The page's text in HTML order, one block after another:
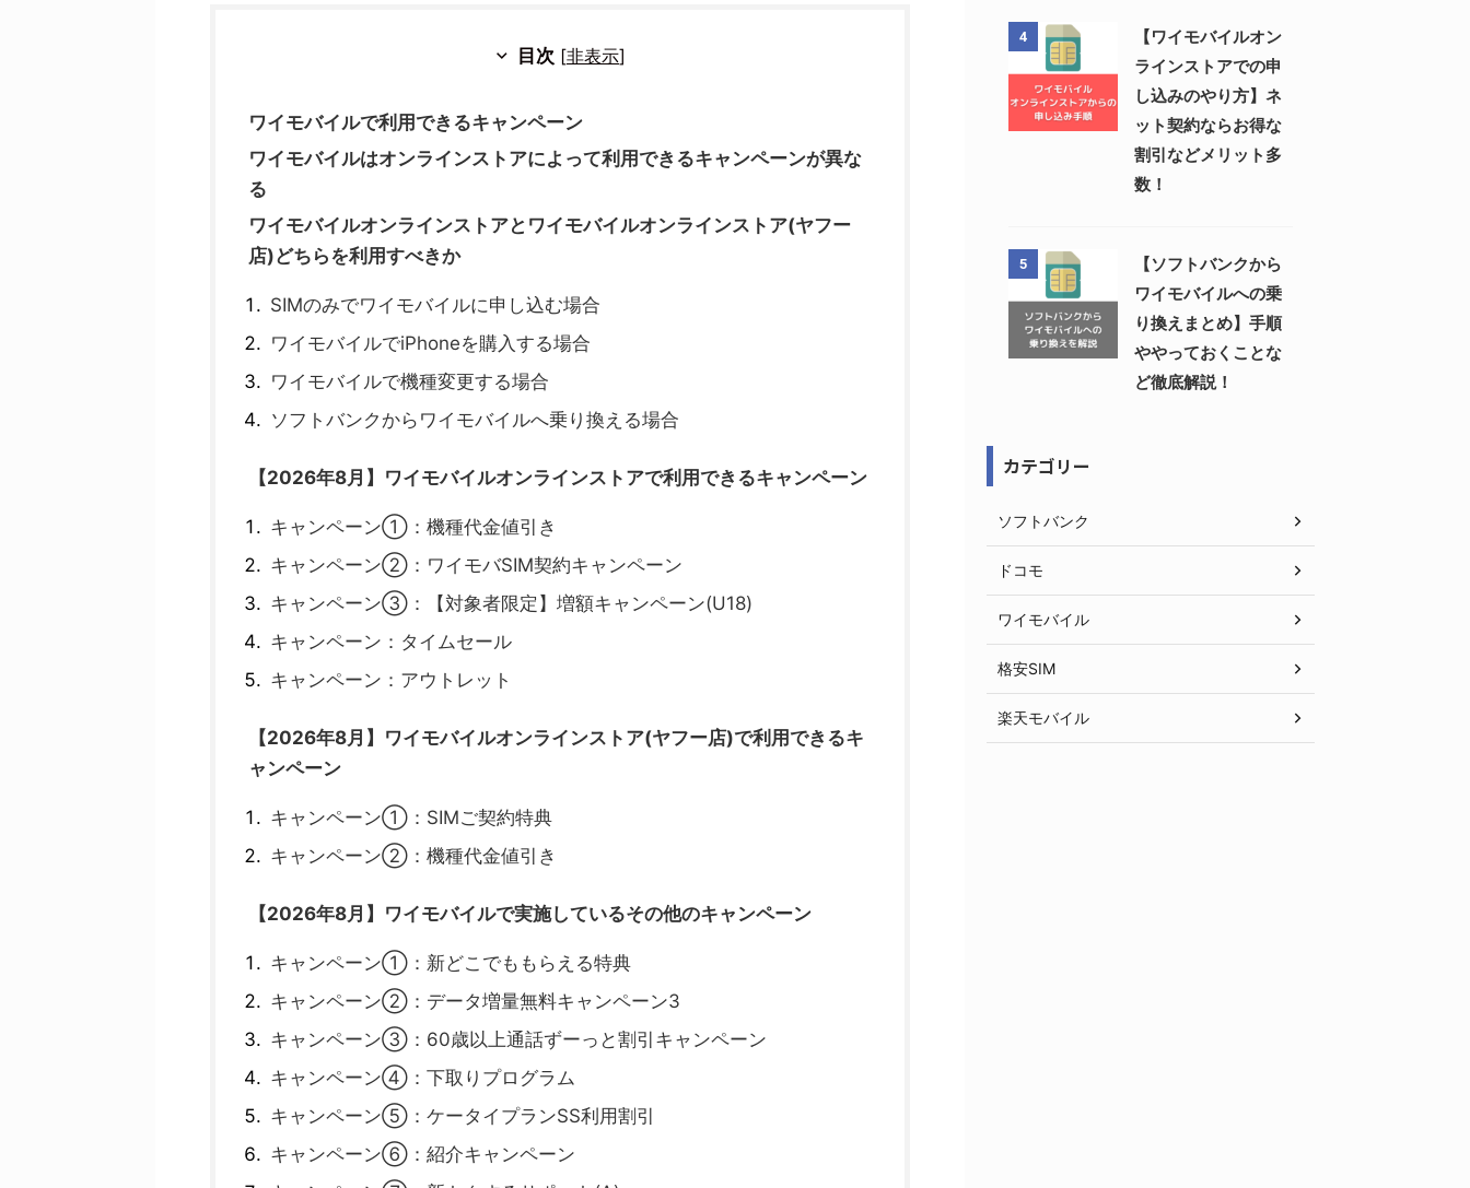
目次 [非表示]
ワイモバイルで利用できるキャンペーン
ワイモバイルはオンラインストアによって利用できるキャンペーンが異な
る
ワイモバイルオンラインストアとワイモバイルオンラインストア(ヤフー
店)どちらを利用すべきか
SIMのみでワイモバイルに申し込む場合
ワイモバイルでiPhoneを購入する場合
ワイモバイルで機種変更する場合
ソフトバンクからワイモバイルへ乗り換える場合
【2026年8月】ワイモバイルオンラインストアで利用できるキャンペーン
キャンペーン①：機種代金値引き
キャンペーン②：ワイモバSIM契約キャンペーン
キャンペーン③：【対象者限定】増額キャンペーン(U18)
キャンペーン：タイムセール
キャンペーン：アウトレット
【2026年8月】ワイモバイルオンラインストア(ヤフー店)で利用できるキ
ャンペーン
キャンペーン①：SIMご契約特典
キャンペーン②：機種代金値引き
【2026年8月】ワイモバイルで実施しているその他のキャンペーン
キャンペーン①：新どこでももらえる特典
キャンペーン②：データ増量無料キャンペーン3
キャンペーン③：60歳以上通話ずーっと割引キャンペーン
キャンペーン④：下取りプログラム
キャンペーン⑤：ケータイプランSS利用割引
キャンペーン⑥：紹介キャンペーン
4
【ワイモバイルオン
ラインストアでの申
し込みのやり方】ネ
ット契約ならお得な
割引などメリット多
数！
5
【ソフトバンクから
ワイモバイルへの乗
り換えまとめ】手順
ややっておくことな
ど徹底解説！
カテゴリー
ソフトバンク
ドコモ
ワイモバイル
格安SIM
楽天モバイル